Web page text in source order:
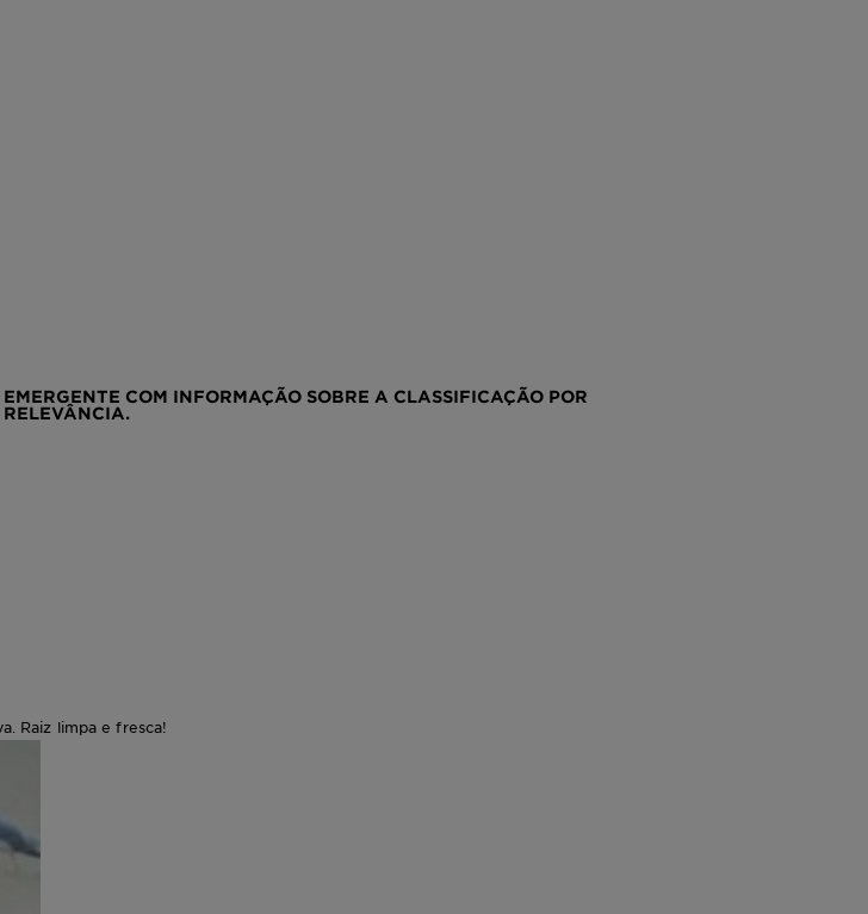
COM INFORMAÇÃO SOBRE A CLASSIFICAÇÃO POR
RELEVÂNCIA.
Raiz limpa e fresca!